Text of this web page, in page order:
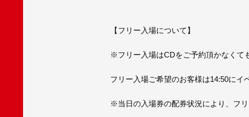
【フリー入場について】
※フリー入場はCDをご予約頂かなくて
フリー入場ご希望のお客様は14:50にイ
※当日の入場券の配券状況により、フ